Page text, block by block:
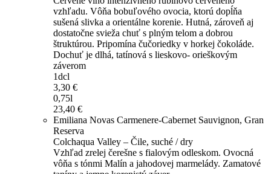
vzhľadu. Vôňa bobuľového ovocia, ktorú dopĺňa
sušená slivka a orientálne korenie. Hutná, zároveň aj
dostatočne svieža chuť s plným telom a dobrou
štruktúrou. Pripomína čučoriedky v horkej čokoláde.
Dochuť je dlhá, tatínová s lieskovo- orieškovým
záverom
1dcl
3,30 €
0,75l
23,40 €
Emiliana Novas Carmenere-Cabernet Sauvignon, Gran
Reserva
Colchaqua Valley – Čile, suché / dry
Vzhľad zrelej čerešne s fialovým odleskom. Ovocná
vôňa s tónmi Malín a jahodovej marmelády. Zamatové